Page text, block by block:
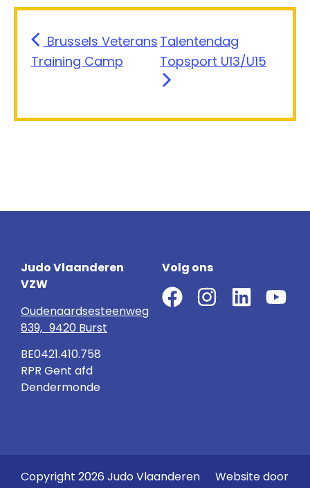
Brussels Veterans
Training Camp
Talentendag
Topsport U13/U15
Judo Vlaanderen
VZW
Oudenaardsesteenweg
839, 9420 Burst
BE0421.410.758
RPR Gent afd
Dendermonde
Volg ons
Copyright 2026 Judo Vlaanderen
Website door